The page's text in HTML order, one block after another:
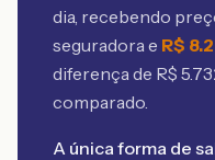
dia, recebendo
seguradora e R$
diferença de R$
comparado.
A única forma de